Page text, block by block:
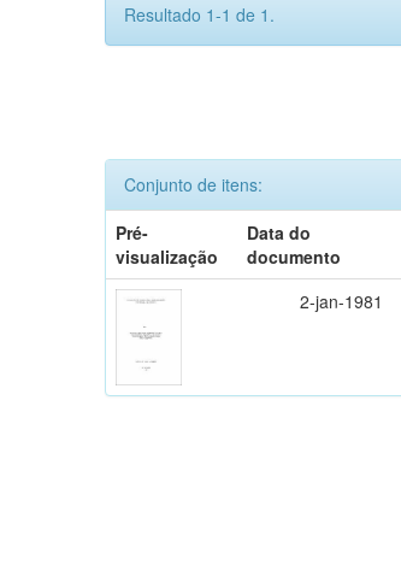
Resultado 1-1 de 1.
Conjunto de itens:
Pré-
visualização
Data do
documento
2-jan-1981